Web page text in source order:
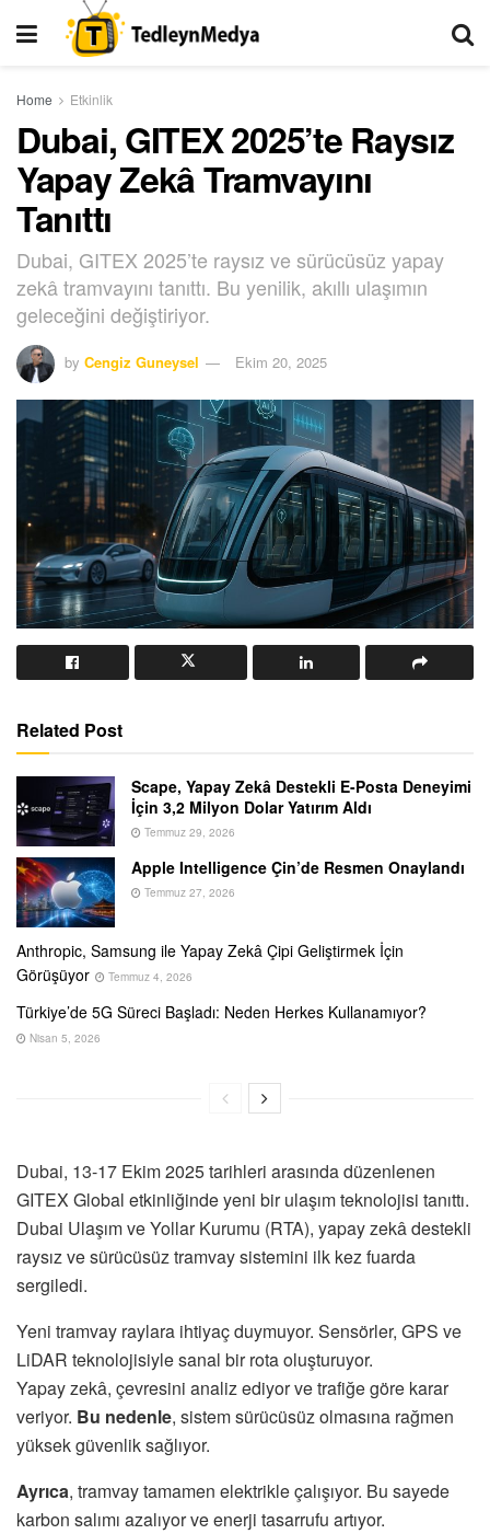
Home Etkinlik
Dubai, GITEX 2025’te Raysız
Yapay Zekâ Tramvayını
Tanıttı
Dubai, GITEX 2025’te raysız ve sürücüsüz yapay
zekâ tramvayını tanıttı. Bu yenilik, akıllı ulaşımın
geleceğini değiştiriyor.
by Cengiz Guneysel Ekim 20, 2025
Related Post
Scape, Yapay Zekâ Destekli E-Posta Deneyimi
İçin 3,2 Milyon Dolar Yatırım Aldı
Temmuz 29, 2026
Apple Intelligence Çin’de Resmen Onaylandı
Temmuz 27, 2026
Anthropic, Samsung ile Yapay Zekâ Çipi Geliştirmek İçin
Görüşüyor
Temmuz 4, 2026
Türkiye’de 5G Süreci Başladı: Neden Herkes Kullanamıyor?
Nisan 5, 2026
Dubai, 13-17 Ekim 2025 tarihleri arasında düzenlenen
GITEX Global etkinliğinde yeni bir ulaşım teknolojisi tanıttı.
Dubai Ulaşım ve Yollar Kurumu (RTA), yapay zekâ destekli
raysız ve sürücüsüz tramvay sistemini ilk kez fuarda
sergiledi.
Yeni tramvay raylara ihtiyaç duymuyor. Sensörler, GPS ve
LiDAR teknolojisiyle sanal bir rota oluşturuyor.
Yapay zekâ, çevresini analiz ediyor ve trafiğe göre karar
veriyor. Bu nedenle, sistem sürücüsüz olmasına rağmen
yüksek güvenlik sağlıyor.
Ayrıca, tramvay tamamen elektrikle çalışıyor. Bu sayede
karbon salımı azalıyor ve enerji tasarrufu artıyor.